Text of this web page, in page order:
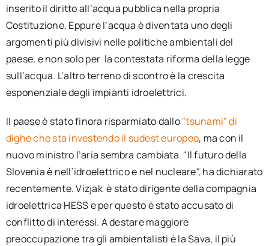
inserito il diritto all’acqua pubblica nella propria
Costituzione. Eppure l’acqua è diventata uno degli
argomenti più divisivi nelle politiche ambientali del
paese, e non solo per la contestata riforma della legge
sull’acqua. L’altro terreno di scontro è la crescita
esponenziale degli impianti idroelettrici.
Il paese è stato finora risparmiato dallo"tsunami" di
dighe che sta investendo il sudest europeo, ma con il
nuovo ministro l’aria sembra cambiata. "Il futuro della
Slovenia è nell’idroelettrico e nel nucleare", ha dichiarato
recentemente. Vizjak è stato dirigente della compagnia
idroelettrica HESS e per questo è stato accusato di
conflitto di interessi. A destare maggiore
preoccupazione tra gli ambientalisti è la Sava, il più